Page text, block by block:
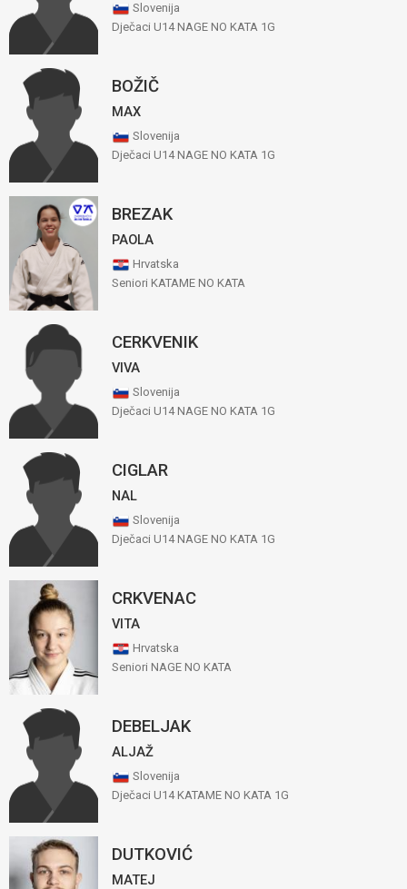
Slovenija
Dječaci U14 NAGE NO KATA 1G
BOŽIČ
MAX
Slovenija
Dječaci U14 NAGE NO KATA 1G
BREZAK
PAOLA
Hrvatska
Seniori KATAME NO KATA
CERKVENIK
VIVA
Slovenija
Dječaci U14 NAGE NO KATA 1G
CIGLAR
NAL
Slovenija
Dječaci U14 NAGE NO KATA 1G
CRKVENAC
VITA
Hrvatska
Seniori NAGE NO KATA
DEBELJAK
ALJAŽ
Slovenija
Dječaci U14 KATAME NO KATA 1G
DUTKOVIĆ
MATEJ